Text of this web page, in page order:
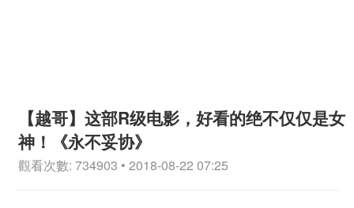
【越哥】这部R级电影，好看的绝不仅仅是女
神！《永不妥协》
觀看次數: 734903 • 2018-08-22 07:25